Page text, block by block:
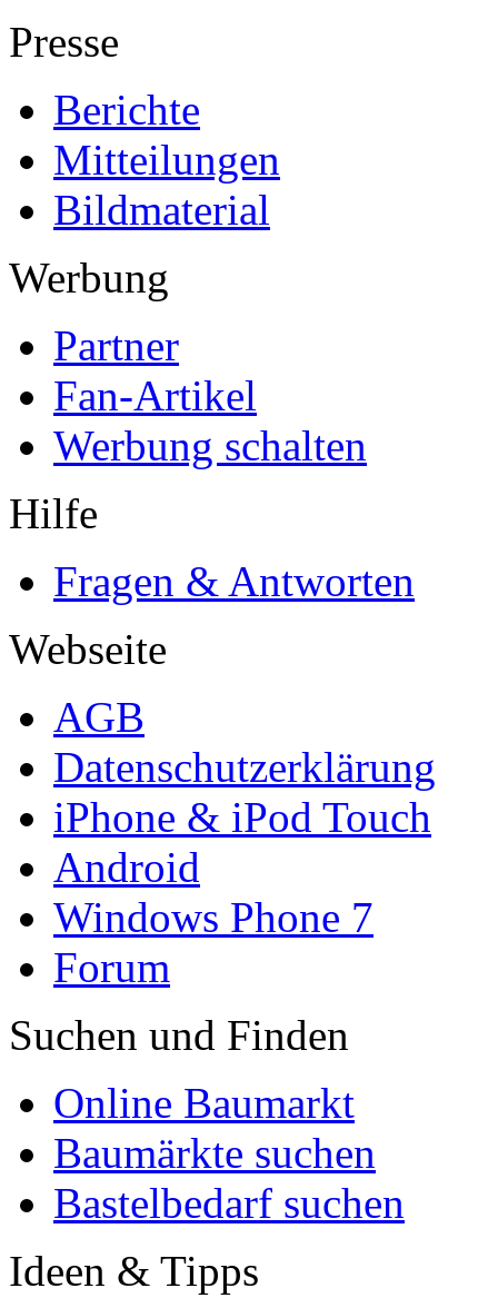
Presse
Berichte
Mitteilungen
Bildmaterial
Werbung
Partner
Fan-Artikel
Werbung schalten
Hilfe
Fragen & Antworten
Webseite
AGB
Datenschutzerklärung
iPhone & iPod Touch
Android
Windows Phone 7
Forum
Suchen und Finden
Online Baumarkt
Baumärkte suchen
Bastelbedarf suchen
Ideen & Tipps